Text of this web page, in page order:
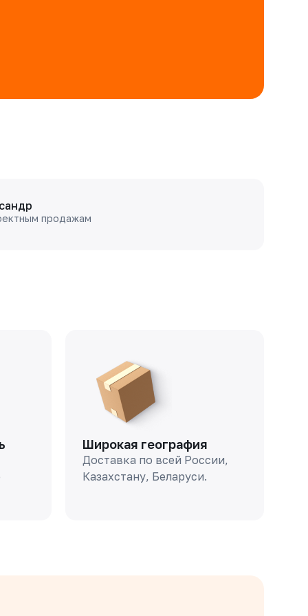
продажам
Широкая география
Доставка по всей России,
Казахстану, Беларуси.